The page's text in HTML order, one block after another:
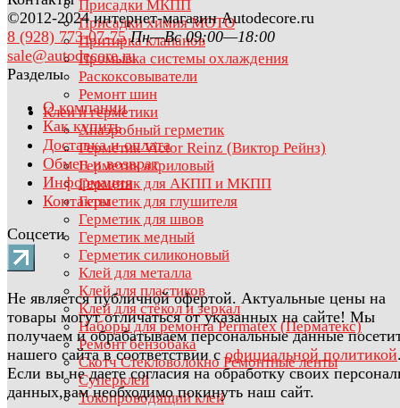
Присадки МКПП
Присадки химия МОТО
Притирка клапанов
Промывка системы охлаждения
Раскоксовыватели
Ремонт шин
Клеи и герметики
Анаэробный герметик
Герметик Victor Reinz (Виктор Рейнз)
Герметик акриловый
Герметик для АКПП и МКПП
Герметик для глушителя
Герметик для швов
Герметик медный
Герметик силиконовый
Клей для металла
Клей для пластиков
Клей для стёкол и зеркал
Наборы для ремонта Permatex (Перматекс)
Ремонт бензобака
Скотч Стекловолокно Ремонтные ленты
Суперклей
Токопроводящий клей
©2012-2024 интернет-магазин Autodecore.ru
8 (928) 773-07-75 Пн—Вс 09:00—18:00
sale@autodecore.ru
Разделы
О компании
Как купить
Доставка и оплата
Обмен и возврат
Информация
Контакты
Соцсети
Не является публичной офертой. Актуальные цены на
товары могут отличаться от указанных на сайте! Мы
получаем и обрабатываем персональные данные
нашего сайта в соответствии софициальной политикой
Если вы не даете согласия на обработку своих
данных,вам необходимо покинуть наш сайт.